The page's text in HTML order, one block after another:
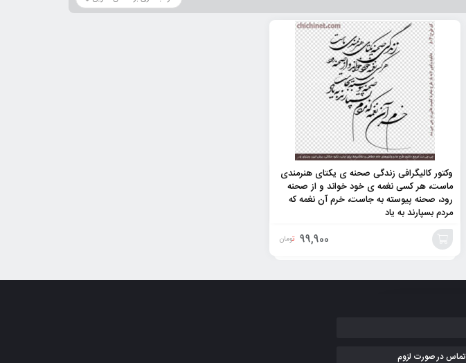
وکتور کالیگرافی زندگی صحنه ی یکتای هنرمندی
ماست، هر کسی نغمه ی خود خواند و از صحنه
رود، صحنه پیوسته به جاست، خرم آن نغمه که
مردم بسپارند به یاد
99,900 تومان